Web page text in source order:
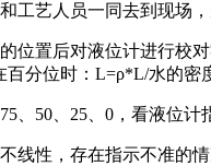
工艺人员一同去到现场
位置后对液位计进行校
分位时：L=ρ*L/水的密
、50、25、0，看液位计
线性，存在指示不准的